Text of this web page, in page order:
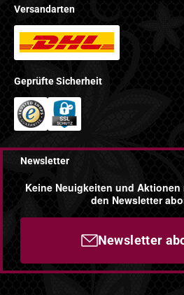
Versandarten
Geprüfte Sicherheit
Newsletter
Keine Neuigkeiten und
den Newsletter
Newsletter